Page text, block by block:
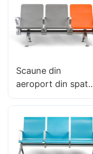
Economii directe
Hewei
Scaune din
aeroport din spate
din spate scaune
ergonomic pentru
terminale LC119
Hewei